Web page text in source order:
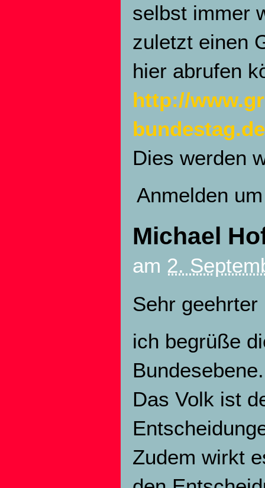
selbst immer
zuletzt einen
hier abrufen
http://
Dies werden
Anmelden
Michael
am 2.
Sehr
ich begrüße
Bundesebene.
Das Volk ist
Zudem wirkt